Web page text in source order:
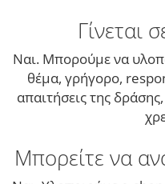
Γίνεται
Ναι. Μπορούμε να
θέμα, γρήγορο,
απαιτήσεις της
Μπορείτε να